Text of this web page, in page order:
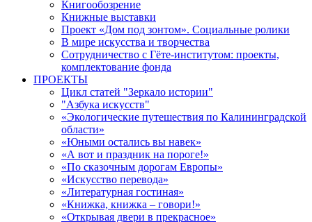
Книгообозрение
Книжные выставки
Проект «Дом под зонтом». Социальные ролики
В мире искусства и творчества
Сотрудничество с Гёте-институтом: проекты,
комплектование фонда
ПРОЕКТЫ
Цикл статей "Зеркало истории"
"Азбука искусств"
«Экологические путешествия по Калининградской
области»
«Юными остались вы навек»
«А вот и праздник на пороге!»
«По сказочным дорогам Европы»
«Искусство перевода»
«Литературная гостиная»
«Книжка, книжка – говори!»
«Открывая двери в прекрасное»